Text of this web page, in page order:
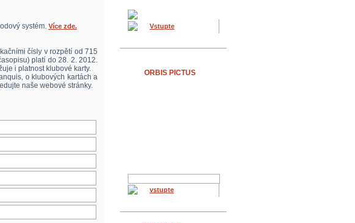
systém. Více zde.
čísly v rozpětí od 715
platí do 28. 2. 2012.
i platnost klubové karty.
o klubových kartách a
naše webové stránky.
Vstupte
ORBIS PICTUS
vstupte